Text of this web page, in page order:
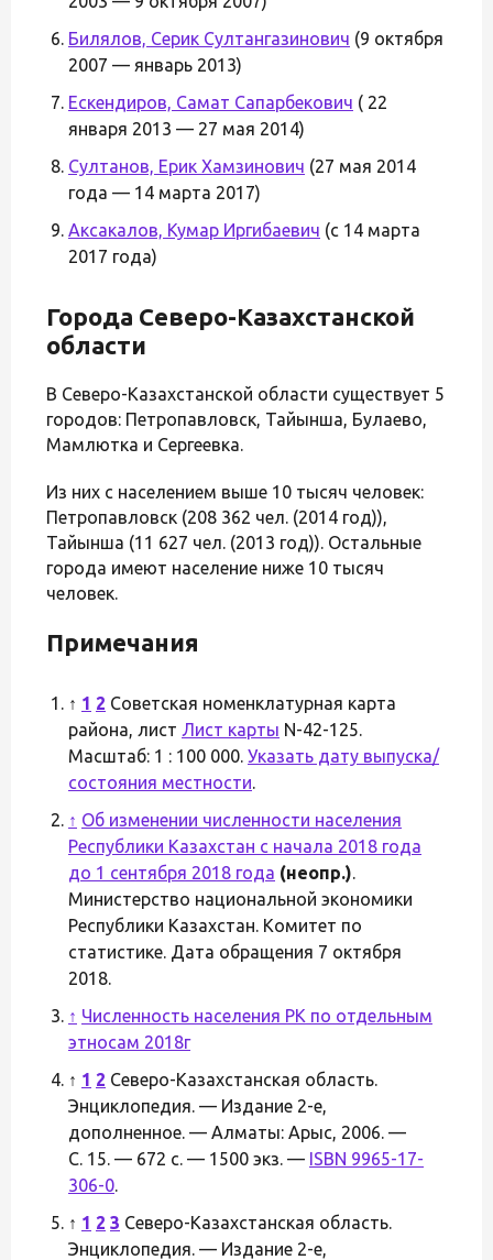
Билялов, Серик Султангазинович (9 октября
2007 — январь 2013)
Ескендиров, Самат Сапарбекович ( 22
января 2013 — 27 мая 2014)
Султанов, Ерик Хамзинович (27 мая 2014
года — 14 марта 2017)
Аксакалов, Кумар Иргибаевич (с 14 марта
2017 года)
Города Северо-Казахстанской
области
В Северо-Казахстанской области существует 5
городов: Петропавловск, Тайынша, Булаево,
Мамлютка и Сергеевка.
Из них с населением выше 10 тысяч человек:
Петропавловск (208 362 чел. (2014 год)),
Тайынша (11 627 чел. (2013 год)). Остальные
города имеют население ниже 10 тысяч
человек.
Примечания
↑ 1 2 Советская номенклатурная карта
района, лист Лист карты N-42-125.
Масштаб: 1 : 100 000. Указать дату выпуска/
состояния местности.
↑ Об изменении численности населения
Республики Казахстан с начала 2018 года
до 1 сентября 2018 года (неопр.).
Министерство национальной экономики
Республики Казахстан. Комитет по
статистике. Дата обращения 7 октября
2018.
↑ Численность населения РК по отдельным
этносам 2018г
↑ 1 2 Северо-Казахстанская область.
Энциклопедия. — Издание 2-е,
дополненное. — Алматы: Арыс, 2006. —
С. 15. — 672 с. — 1500 экз. — ISBN 9965-17-
306-0.
↑ 1 2 3 Северо-Казахстанская область.
Энциклопедия. — Издание 2-е,